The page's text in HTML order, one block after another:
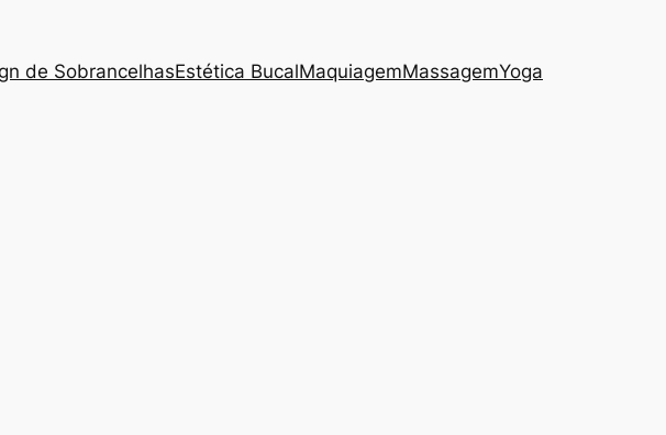
de SobrancelhasEstética BucalMaquiagemMassagemYoga